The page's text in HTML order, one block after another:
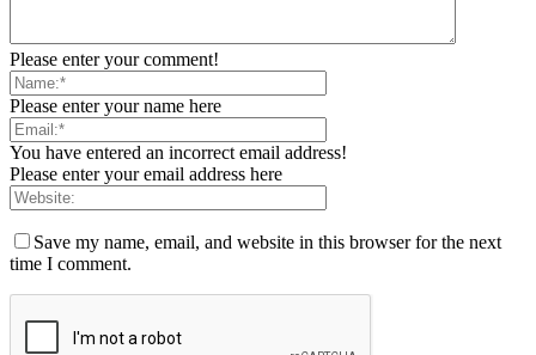
Please enter your comment!
Please enter your name here
You have entered an incorrect email address!
Please enter your email address here
Save my name, email, and website in this browser for the next
time I comment.